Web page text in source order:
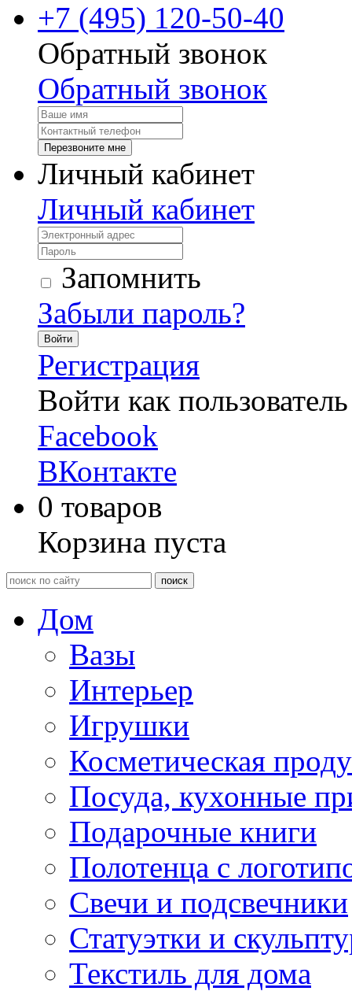
+7 (495) 120-50-40
Обратный звонок
Обратный звонок
Перезвоните мне
Личный кабинет
Личный кабинет
Запомнить
Забыли пароль?
Войти
Регистрация
Войти как пользователь
Facebook
ВКонтакте
0 товаров
Корзина пуста
Дом
Вазы
Интерьер
Игрушки
Косметическая
Посуда, кухонные
Подарочные книги
Полотенца с
Свечи и подсвечники
Статуэтки и
Текстиль для дома